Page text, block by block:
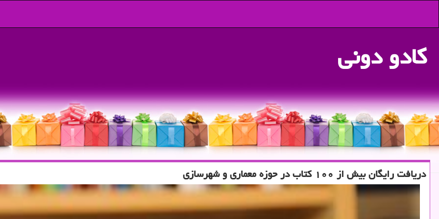
كادو دونی
دریافت رایگان بیش از ۱۰۰ كتاب در حوزه معماری و شهرسازی